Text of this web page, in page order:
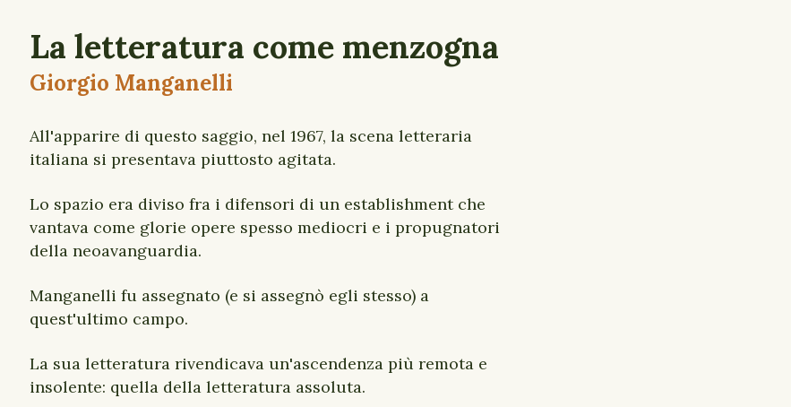
La letteratura come menzogna
Giorgio Manganelli
All'apparire di questo saggio, nel 1967, la scena letteraria
italiana si presentava piuttosto agitata.
Lo spazio era diviso fra i difensori di un establishment che
vantava come glorie opere spesso mediocri e i propugnatori
della neoavanguardia.
Manganelli fu assegnato (e si assegnò egli stesso) a
quest'ultimo campo.
La sua letteratura rivendicava un'ascendenza più remota e
insolente: quella della letteratura assoluta.